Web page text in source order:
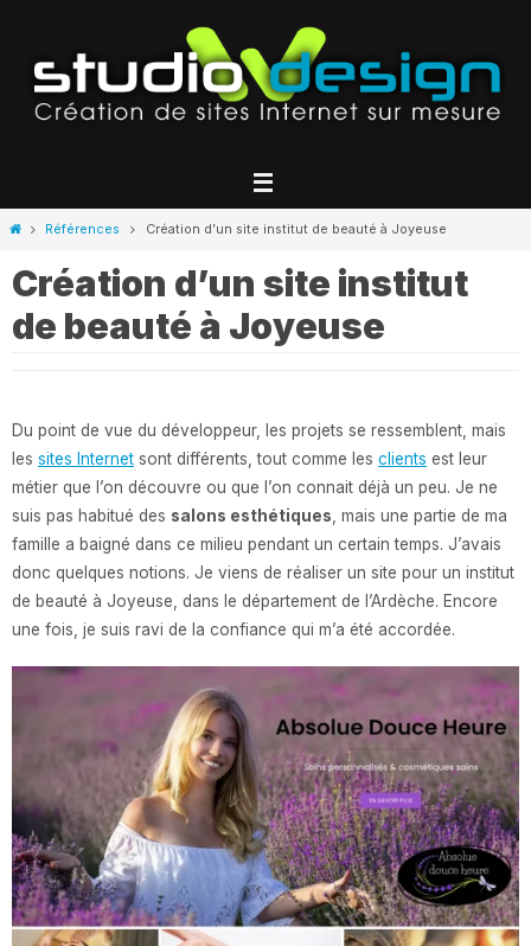
contenu
HomeRéférences Création d’un site institut de beauté à Joyeuse
Création d’un site institut
de beauté à Joyeuse
Du point de vue du développeur, les projets se ressemblent, mais
les sites Internet sont différents, tout comme les clients est leur
métier que l’on découvre ou que l’on connait déjà un peu. Je ne
suis pas habitué des salons esthétiques , mais une partie de ma
famille a baigné dans ce milieu pendant un certain temps. J’avais
donc quelques notions. Je viens de réaliser un site pour un institut
de beauté à Joyeuse, dans le département de l’Ardèche. Encore
une fois, je suis ravi de la confiance qui m’a été accordée.